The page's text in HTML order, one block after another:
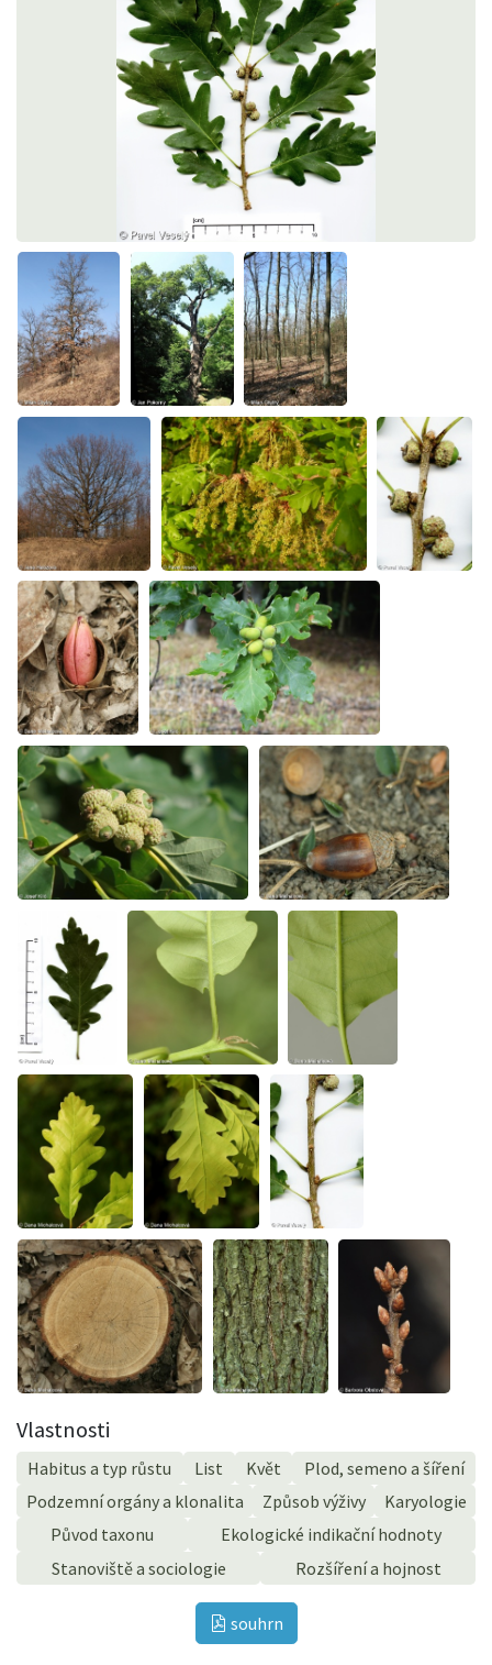
Vlastnosti
Habitus a typ růstu List Květ
Plod, semeno a šíření
Podzemní orgány a klonalita
Způsob výživy
Karyologie
Původ taxonu
Ekologické indikační hodnoty
Stanoviště a sociologie
Rozšíření a hojnost
souhrn